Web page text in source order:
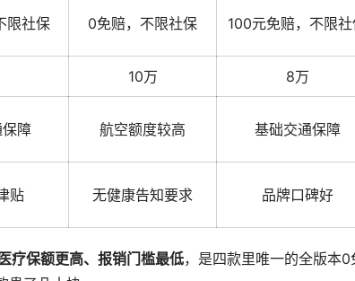
限社保 0免赔，不限社保 100元免赔，不限
10万 8万
障 航空额度较高 基础交通保障
贴 无健康告知要求 品牌口碑好
疗保额更高、报销门槛最低，是四款里唯一的全版本0